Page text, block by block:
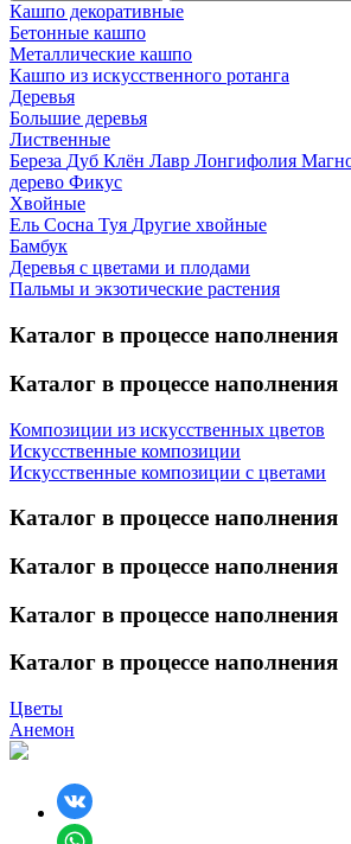
Кашпо декоративные
Бетонные кашпо
Металлические кашпо
Кашпо из искусственного ротанга
Деревья
Большие деревья
Лиственные
Береза Дуб Клён Лавр Лонгифолия
дерево Фикус
Хвойные
Ель Сосна Туя Другие хвойные
Бамбук
Деревья с цветами и плодами
Пальмы и экзотические растения
Каталог в процессе наполнения
Каталог в процессе наполнения
Композиции из искусственных цветов
Искусственные композиции
Искусственные композиции с цветами
Каталог в процессе наполнения
Каталог в процессе наполнения
Каталог в процессе наполнения
Каталог в процессе наполнения
Цветы
Анемон